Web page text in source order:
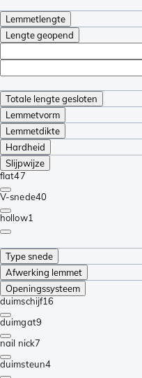
Lemmetlengte
Lengte geopend
Totale lengte gesloten
Lemmetvorm
Lemmetdikte
Hardheid
Slijpwijze
flat47
V-snede40
hollow1
Type snede
Afwerking lemmet
Openingssysteem
duimschijf16
duimgat9
nail nick7
duimsteun4